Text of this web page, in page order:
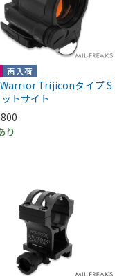
再入荷
Trijiconタイプ S
トサイト
り